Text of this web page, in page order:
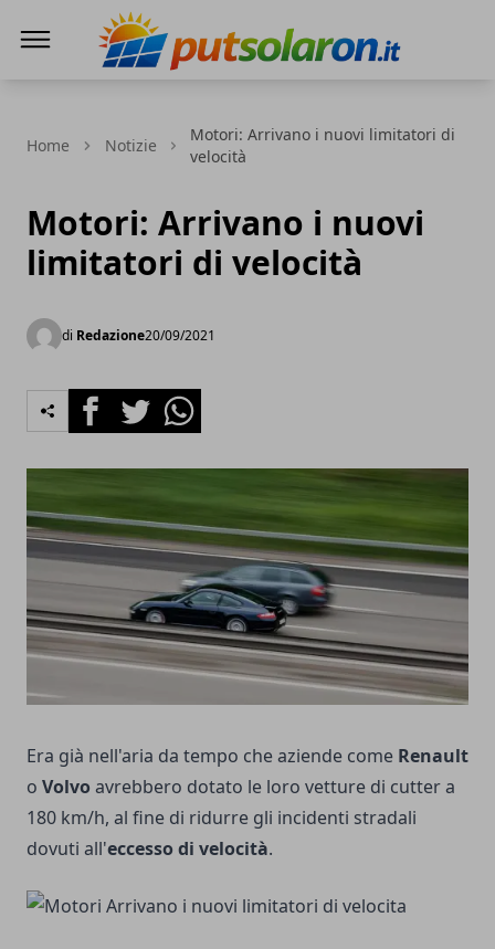
Home Notizie
Motori: Arrivano i nuovi limitatori di
velocità
Motori: Arrivano i nuovi
limitatori di velocità
di Redazione20/09/2021
FacebookTwitterWhatsapp
Era già nell'aria da tempo che aziende come Renault
o Volvo avrebbero dotato le loro vetture di cutter a
180 km/h, al fine di ridurre gli incidenti stradali
dovuti all'eccesso di velocità.